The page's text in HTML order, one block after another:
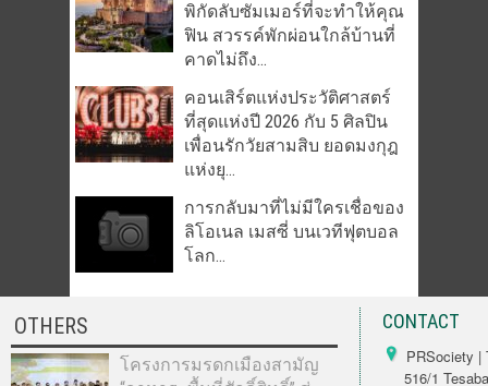
พิกัดลับซัมเมอร์ที่จะทำให้คุณ
ฟิน สวรรค์พักผ่อนใกล้บ้านที่
คาดไม่ถึง...
คอนเสิร์ตแห่งประวัติศาสตร์
ที่สุดแห่งปี 2026 กับ 5 ศิลปิน
เพื่อนรักวัยสามสิบ ยอดมงกุฎ
แห่งยุ...
การกลับมาที่ไม่มีใครเชื่อของ
ลิโอเนล เมสซี่ บนเวทีฟุตบอล
โลก...
OTHERS
โครงการมรดกเมืองสามัญ
CONTACT
PRSociety |
516/1